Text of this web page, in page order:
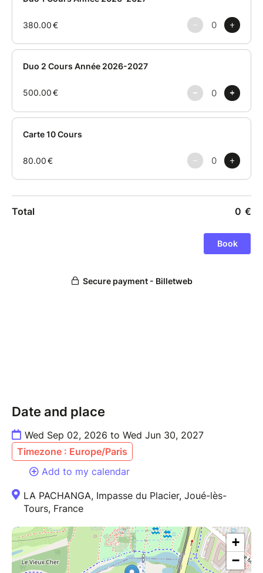
✨ Travail du social dance
✨ Évolution progressive tout au long de l’année
Nos cours sont ouverts à tous, dans une atmosphère
conviviale et motivante, avec une attention
particulière portée à la pédagogie et à l’évolution de
Rejoignez-nous pour une nouvelle saison pleine
d’énergie, de partage et de passion ✨
— Alex & Ziva
Date and place
Wed Sep 02, 2026 to Wed Jun 30, 2027
Timezone : Europe/Paris
Add to my calendar
LA PACHANGA, Impasse du Placier, Joué-lès-
Tours, France
+
−